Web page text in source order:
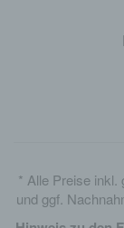
* Alle Preise inkl.
und ggf.